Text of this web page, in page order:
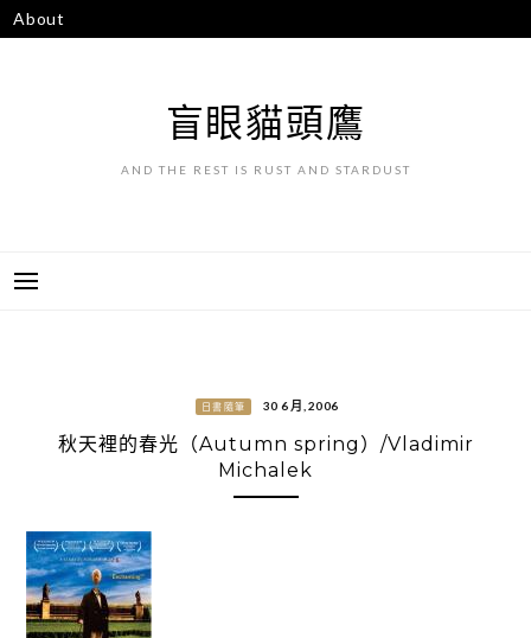
跳
至
About
盲眼貓頭鷹
AND THE REST IS RUST AND STARDUST
日書隨筆 30 6 月, 2006
秋天裡的春光（Autumn spring）/Vladimir
Michalek